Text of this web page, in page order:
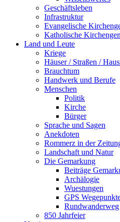
Geschäftsleben
Infrastruktur
Evangelische
Katholische
Land und Leute
Kriege
Häuser / Straßen /
Brauchtum
Handwerk und Berufe
Menschen
Politik
Kirche
Bürger
Sprache und Sagen
Anekdoten
Rommerz in der
Landschaft und Natur
Die Gemarkung
Beiträge
Archälogie
Wuestungen
GPS
Rundwanderweg
850 Jahrfeier